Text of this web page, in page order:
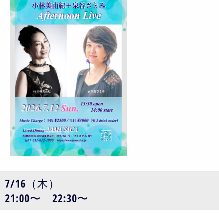
7/16（木）
21:00〜 22:30〜